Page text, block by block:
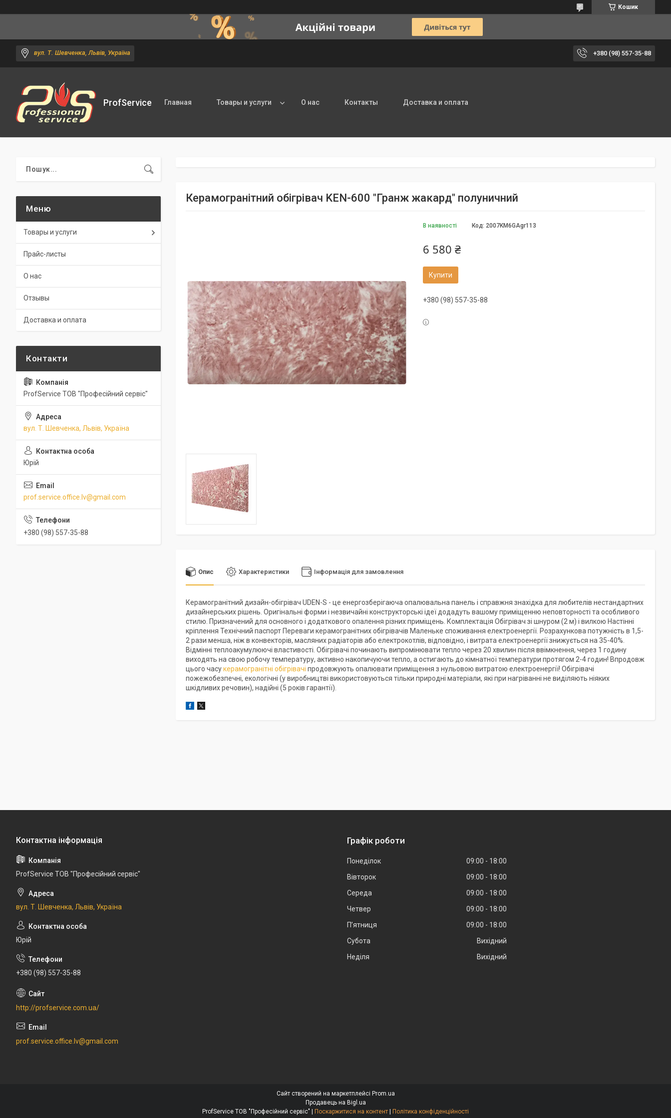
Кошик
вул. Т. Шевченка, Львів, Україна +380 (98) 557-35-88
ProfService Главная Товары и услуги О нас Контакты Доставка и оплата
Керамогранітний обігрівач KEN-600 "Гранж жакард" полуничний
В наявності Код: 2007KM6GAgr113
6 580 ₴
Купити
+380 (98) 557-35-88
Опис Характеристики Інформація для замовлення
Керамогранітний дизайн-обігрівач UDEN-S - це енергозберігаюча опалювальна панель і справжня знахідка для любителів нестандартних
дизайнерських рішень. Оригінальні форми і незвичайні конструкторські ідеї додадуть вашому приміщенню неповторності та особливого
стилю. Призначений для основного і додаткового опалення різних приміщень. Комплектація Обігрівач зі шнуром (2 м) і вилкою Настінні
кріплення Технічний паспорт Переваги керамогранітних обігрівачів Маленьке споживання електроенергії. Розрахункова потужність в 1,5-
2 рази менша, ніж в конвекторів, масляних радіаторів або електрокотлів, відповідно, і витрата електроенергії знижується на 35-40%.
Відмінні теплоакумулюючі властивості. Обігрівачі починають випромінювати тепло через 20 хвилин після ввімкнення, через 1 годину
виходять на свою робочу температуру, активно накопичуючи тепло, а остигають до кімнатної температури протягом 2-4 годин! Впродовж
цього часукерамогранітні обігрівачі продовжують опалювати приміщення з нульовою витратою електроенергії! Обігрівачі
пожежобезпечні, екологічні (у виробництві використовуються тільки природні матеріали, які при нагріванні не виділяють ніяких
шкідливих речовин), надійні (5 років гарантії).
Товары и услуги
Прайс-листы
О нас
Отзывы
Доставка и оплата
ProfService ТОВ "Професійний сервіс"
вул. Т. Шевченка, Львів, Україна
Юрій
prof.service.office.lv@gmail.com
+380 (98) 557-35-88
ProfService ТОВ "Професійний сервіс"
вул. Т. Шевченка, Львів, Україна
Юрій
+380 (98) 557-35-88
http://profservice.com.ua/
prof.service.office.lv@gmail.com
Графік роботи
Понеділок 09:00
18:00
Вівторок
09:00
18:00
Середа
09:00
18:00
Четвер
09:00
18:00
Пʼятниця
09:00
18:00
Субота
Вихідний
Неділя
Вихідний
Сайт створений на маркетплейсі Prom.ua
Продавець на Bigl.ua
Поскаржитися на контент Політика конфіденційності